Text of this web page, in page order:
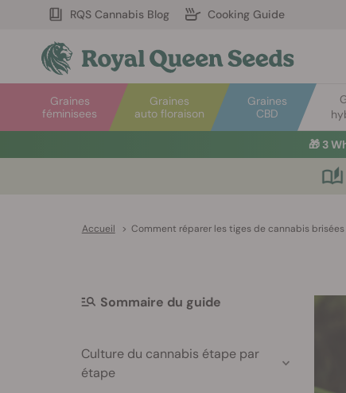
RQS Cannabis Blog Cooking Guide
Graines
auto floraison
Graines
féminisees
Graines
CBD
🎁 3
Accueil > Comment réparer les tiges de cannabis
Sommaire du guide
Culture du cannabis étape par
étape